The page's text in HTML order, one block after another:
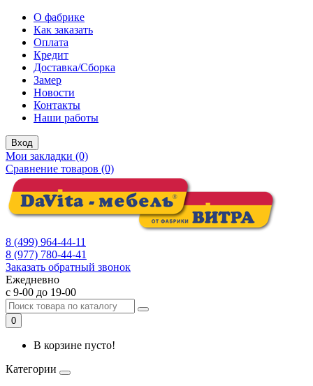
О фабрике
Как заказать
Оплата
Кредит
Доставка/Сборка
Замер
Новости
Контакты
Наши работы
Вход
Мои закладки (0)
Сравнение товаров (0)
8 (499) 964-44-11
8 (977) 780-44-41
Заказать обратный звонок
Ежедневно
с 9-00 до 19-00
0
В корзине пусто!
Категории